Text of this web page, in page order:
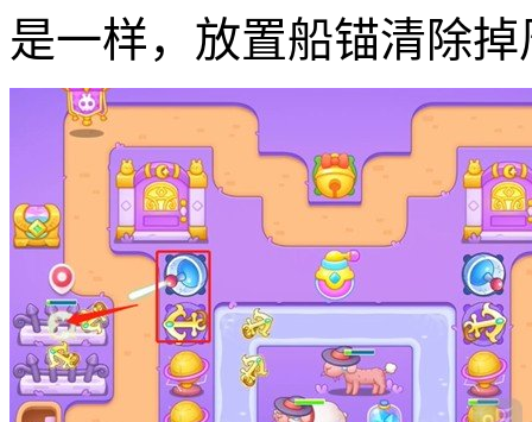
是一样，放置船锚清除